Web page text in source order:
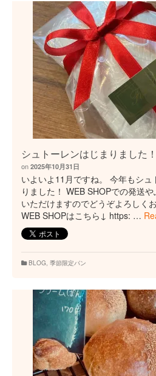
シュトーレンはじまりました！
on 2025年10月31日
いよいよ11月ですね。 今年もシュ
りました！ WEB SHOPでの発送
いただけますのでどうぞよろしく
WEB SHOPはこちら↓ https: …
BLOG 季節限定パン